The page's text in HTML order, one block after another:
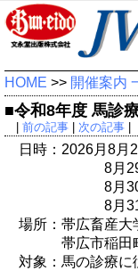
HOME >> 開催案内
■令和8年度 馬診
| 前の記事| 次の記事|
日時：2026月8月
8月
8月
8月
場所：帯広畜産大
帯広市稲田
対象：馬の診療に